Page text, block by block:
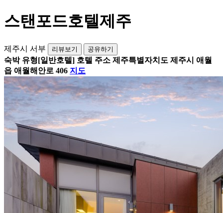
스탠포드호텔제주
제주시 서부 리뷰보기 공유하기
숙박 유형[일반호텔] 호텔 주소 제주특별자치도 제주시 애월
읍 애월해안로 406 지도